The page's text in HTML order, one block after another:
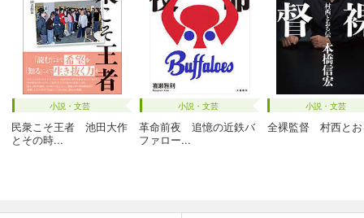
小説・文芸
民衆こそ王者 池田大作
とその時...
小説・文芸
革命前夜 追憶の近鉄バ
ファロー...
小説・文芸
全裸監督 村西とお